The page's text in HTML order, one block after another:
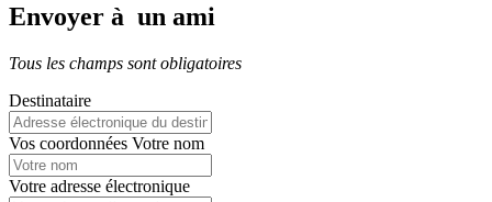
Envoyer à un ami
Tous les champs sont obligatoires
Destinataire
Vos coordonnées Votre nom
Votre adresse électronique